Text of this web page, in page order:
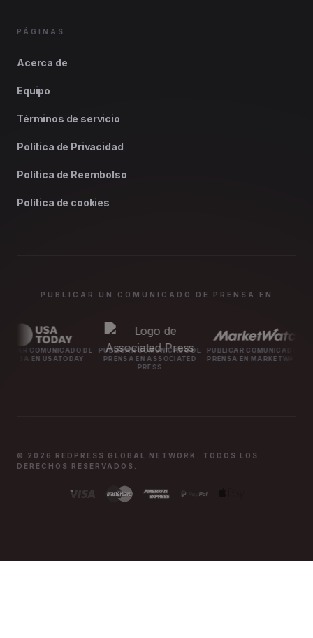
PÁGINAS
Acerca de
Equipo
Términos de servicio
Política de Privacidad
Política de Reembolso
Política de cookies
PUBLICAR UN COMUNICADO DE PRENSA EN
DE
PUBLICAR COMUNICADO DE
PRENSA EN ASSOCIATED
PUBLICAR COMUNICADO DE
PRENSA EN MARKETWATCH
PUBLICAR
PRENSA
© 2026 REDPRESS GLOBAL NETWORK. TODOS LOS
DERECHOS RESERVADOS.